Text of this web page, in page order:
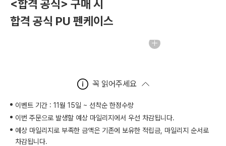
<합격 공식> 구매 시
합격 공식 PU 펜케이스
꼭 읽어주세요
이벤트 기간 : 11월 15일 ~ 선착순 한정수량
이번 주문으로 발생할 예상 마일리지에서 우선 차감됩니다.
예상 마일리지로 부족한 금액은 기존에 보유한 적립금, 마일리지 순서로
차감됩니다.